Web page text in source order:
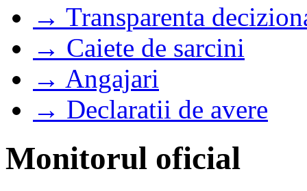
→ Transparenta
→ Caiete de sarcini
→ Angajari
→ Declaratii de avere
Monitorul oficial